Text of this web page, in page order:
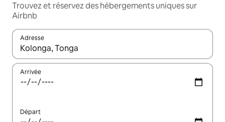
Trouvez et réservez des hébergements uniques sur
Airbnb
Adresse
Lorsque les résultats s'affichent, utilisez les flèches vers le
Arrivée
Départ